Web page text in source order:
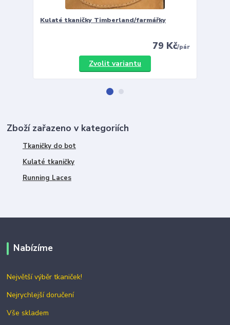
Kulaté tkaničky Timberland/farmářky
79 Kč/pár
Zvolit variantu
Zboží zařazeno v kategoriích
Tkaničky do bot
Kulaté tkaničky
Running Laces
Nabízíme
Největší výběr tkaniček!
Nejrychlejší doručení
Vše skladem